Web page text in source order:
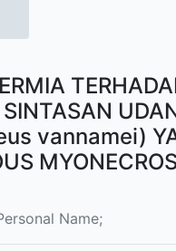
vannamei)
Name;